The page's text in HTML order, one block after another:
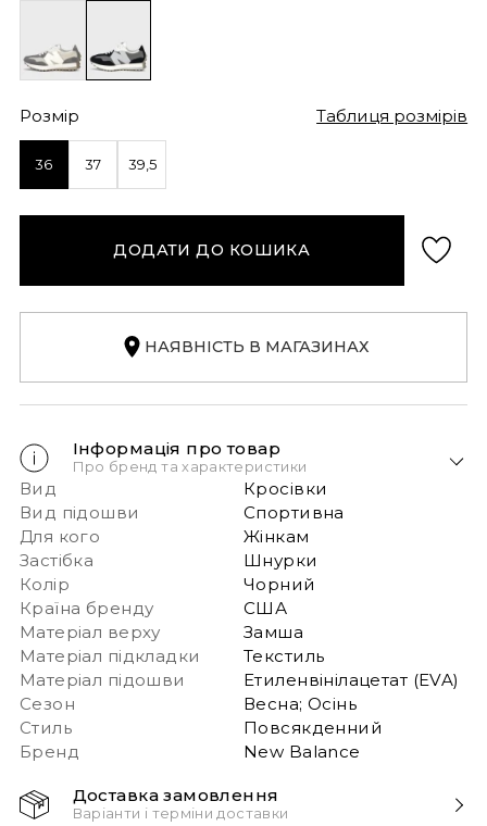
Розмір Таблиця розмірів
36 37 39,5
ДОДАТИ ДО КОШИКА
НАЯВНІСТЬ В МАГАЗИНАХ
Інформація про товар
Про бренд та характеристики
Вид
Кросівки
Вид підошви
Спортивна
Для кого
Жінкам
Застібка
Шнурки
Колір
Чорний
Країна бренду
США
Матеріал верху
Замша
Матеріал підкладки
Текстиль
Матеріал підошви
Етиленвінілацетат (EVA)
Сезон
Весна; Осінь
Стиль
Повсякденний
Бренд
New Balance
Доставка замовлення
Варіанти і терміни доставки